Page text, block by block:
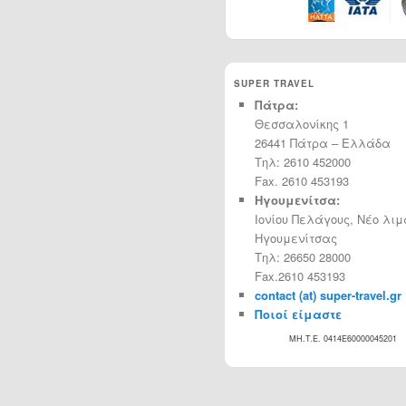
SUPER TRAVEL
Πάτρα:
Θεσσαλονίκης 1
26441 Πάτρα – Ελλάδα
Τηλ: 2610 452000
Fax. 2610 453193
Ηγουμενίτσα:
Ιονίου Πελάγους, Νέο
Ηγουμενίτσας
Τηλ: 26650 28000
Fax.2610 453193
contact (at) super-travel.gr
Ποιοί είμαστε
MH.T.E. 0414Ε60000045201